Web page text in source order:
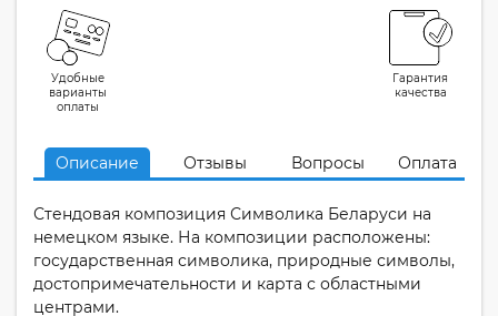
Удобные
варианты
оплаты
Гарантия
качества
Описание Отзывы Вопросы Оплата
Стендовая композиция Символика Беларуси на
немецком языке. На композиции расположены:
государственная символика, природные символы,
достопримечательности и карта с областными
центрами.